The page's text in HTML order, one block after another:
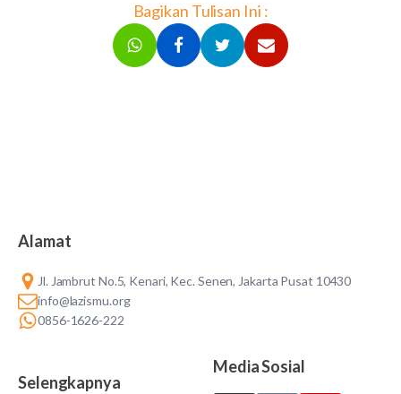
Bagikan Tulisan Ini :
Alamat
Jl. Jambrut No.5, Kenari, Kec. Senen, Jakarta Pusat 10430
info@lazismu.org
0856-1626-222
Selengkapnya
Media Sosial